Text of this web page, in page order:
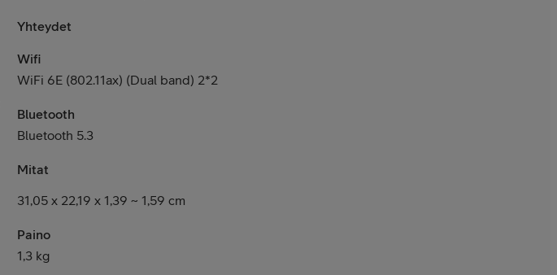
Yhteydet
Wifi
WiFi 6E (802.11ax) (Dual band) 2*2
Bluetooth
Bluetooth 5.3
Mitat
31,05 x 22,19 x 1,39 ~ 1,59 cm
Paino
1,3 kg